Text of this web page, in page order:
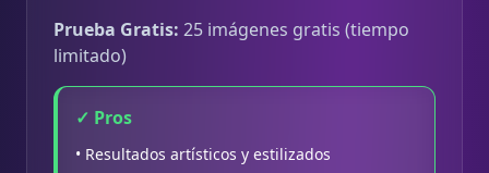
Prueba Gratis: 25 imágenes gratis (tiempo
limitado)
✓ Pros
• Resultados artísticos y estilizados